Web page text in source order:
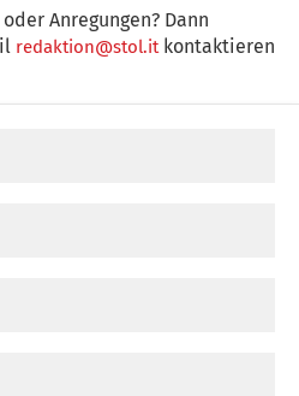
Anregungen? Dann
redaktion@stol.itkontaktieren